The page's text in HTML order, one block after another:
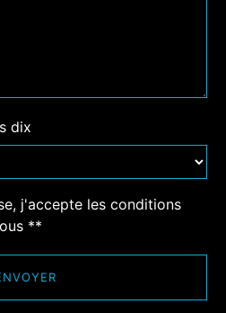
dix
j'accepte les conditions
**